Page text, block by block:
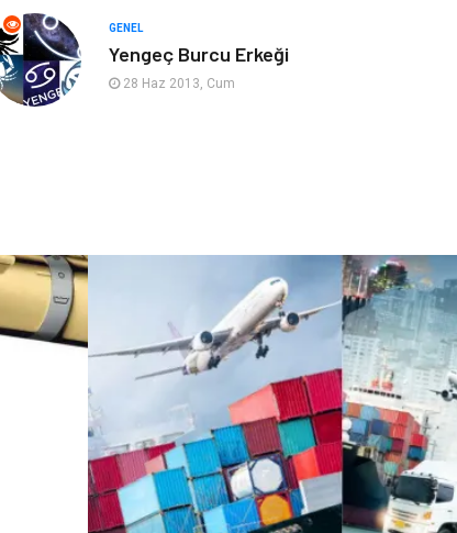
sağlıklı beslenme Spor Malzemeleri
Bebek Giyim
Yazı Tahtaları
GENEL
Yengeç Burcu Erkeği
28 Haz 2013, Cum